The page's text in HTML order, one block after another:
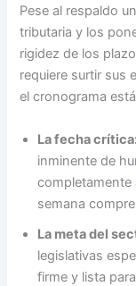
Pese al respaldo
tributaria y los
rigidez de los
requiere surtir sus
el cronograma
La fecha
inminente de
completamente
semana
La meta del
legislativas
firme y lista